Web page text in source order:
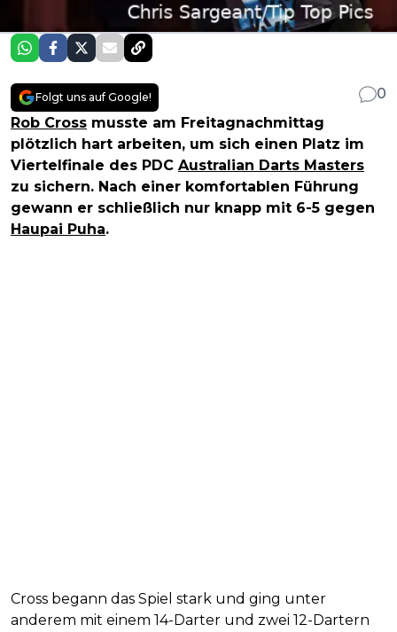
Folgt uns auf Google!
0
Rob Cross musste am Freitagnachmittag
plötzlich hart arbeiten, um sich einen Platz im
Viertelfinale des PDC Australian Darts Masters
zu sichern. Nach einer komfortablen Führung
gewann er schließlich nur knapp mit 6-5 gegen
Haupai Puha.
Cross begann das Spiel stark und ging unter
anderem mit einem 14-Darter und zwei 12-Dartern